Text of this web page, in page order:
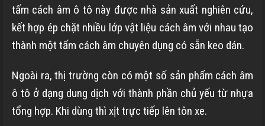
tấm cách âm ô tô này được nhà sản xuất nghiên cứu,
kết hợp ép chặt nhiều lớp vật liệu cách âm với nhau tạo
thành một tấm cách âm chuyên dụng có sẵn keo dán.
Ngoài ra, thị trường còn có một số sản phẩm cách âm
ô tô ở dạng dung dịch với thành phần chủ yếu từ nhựa
tổng hợp. Khi dùng thì xịt trực tiếp lên tôn xe.